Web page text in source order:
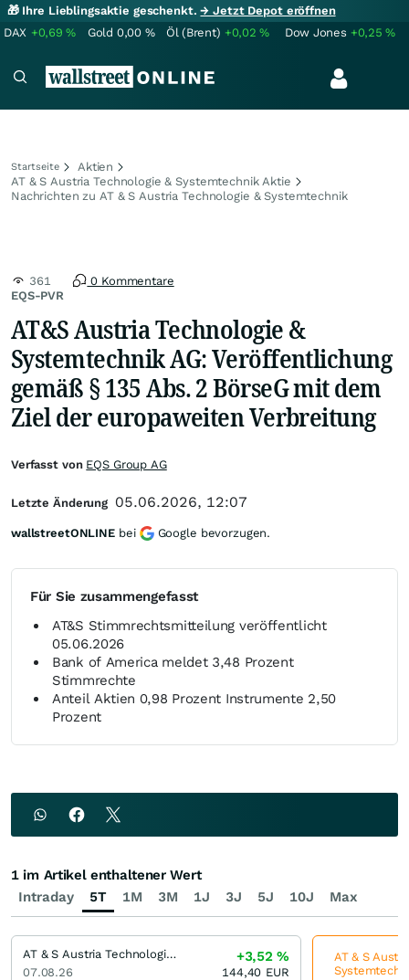
🎁 Ihre Lieblingsaktie geschenkt.→ Jetzt Depot eröffnen
DAX +0,69% Gold 0,00 % Öl (Brent) +0,02% Dow Jones +0,25%
Startseite
Aktien
AT & S Austria Technologie & Systemtechnik Aktie
Nachrichten zu AT & S Austria Technologie & Systemtechnik
EQS-PVR
361 0 Kommentare
AT&S Austria Technologie &
Systemtechnik AG: Veröffentlichung
gemäß § 135 Abs. 2 BörseG mit dem
Ziel der europaweiten Verbreitung
Für Sie zusammengefasst
AT&S Stimmrechtsmitteilung veröffentlicht
05.06.2026
Bank of America meldet 3,48 Prozent
Stimmrechte
Anteil Aktien 0,98 Prozent Instrumente 2,50
Prozent
Verfasst von EQS Group AG
Letzte Änderung 05.06.2026, 12:07
wallstreetONLINE bei Google bevorzugen.
Intraday 5T 1M 3M 1J 3J 5J 10J Max
1 im Artikel enthaltener Wert
AT & S Austria Technologie & Systemtechnik
07.08.26
+3,52%
144,40 EUR
AT & S